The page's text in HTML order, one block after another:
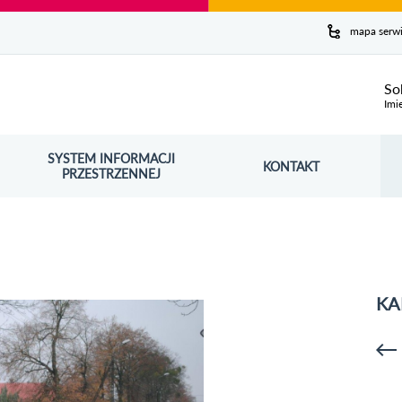
mapa
SYSTEM INFORMACJI
PRZESTRZENNEJ
OTWORZY SIĘ W NOWYM OKNIE KONTAKT